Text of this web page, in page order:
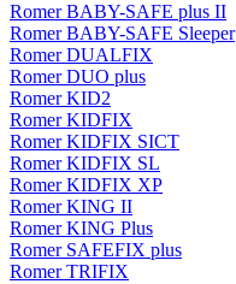
Romer BABY-SAFE plus II
Romer BABY-SAFE Sleeper
Romer DUALFIX
Romer DUO plus
Romer KID2
Romer KIDFIX
Romer KIDFIX SICT
Romer KIDFIX SL
Romer KIDFIX XP
Romer KING II
Romer KING Plus
Romer SAFEFIX plus
Romer TRIFIX